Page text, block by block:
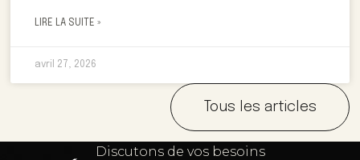
LIRE LA SUITE »
avril 27, 2026
Tous les articles
Discutons de vos besoins